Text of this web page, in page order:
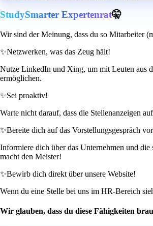
StudySmarter Expertenrat🤫
Wir sind der Meinung, dass du so Mitarbeiter
✨Netzwerken, was das Zeug hält!
Nutze LinkedIn und Xing, um mit Leuten aus
ermöglichen.
✨Sei proaktiv!
Warte nicht darauf, dass die Stellenanzeigen
✨Bereite dich auf das Vorstellungsgespräch
Informiere dich über das Unternehmen und
macht den Meister!
✨Bewirb dich direkt über unsere Website!
Wenn du eine Stelle bei uns im HR-Bereich
Wir glauben, dass du diese Fähigkeiten